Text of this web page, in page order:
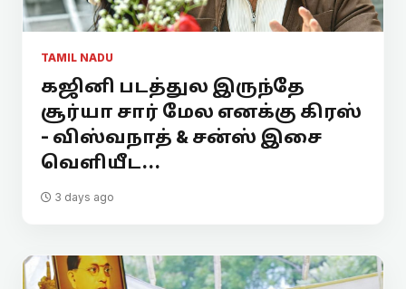
TAMIL NADU
கஜினி படத்துல இருந்தே
சூர்யா சார் மேல எனக்கு கிரஸ்
- விஸ்வநாத் & சன்ஸ் இசை
வெளியீட...
3 days ago